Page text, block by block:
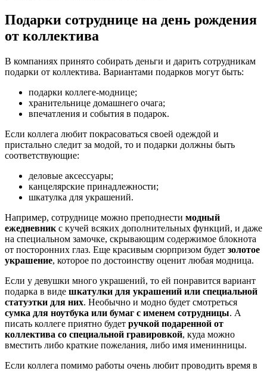
Подарки сотруднице на день рождения
от коллектива
В компаниях принято собирать деньги и дарить сотрудникам
подарки от коллектива. Вариантами подарков могут быть:
подарки коллеге-моднице;
хранительнице домашнего очага;
впечатления и события в подарок.
Если коллега любит покрасоваться своей одеждой и
пристально следит за модой, то и подарки должны быть
соответствующие:
деловые аксессуары;
канцелярские принадлежности;
шкатулка для украшений.
Например, сотруднице можно преподнести модный
ежедневник с кучей всяких дополнительных функций, и даже
на специальном замочке, скрывающим содержимое блокнота
от посторонних глаз. Еще красивым сюрпризом будет золотое
украшение, которое по достоинству оценит любая модница.
Если у девушки много украшений, то ей понравится вариант
подарка в виде шкатулки для украшений или специальной
статуэтки для них. Необычно и модно будет смотреться
сумка для ноутбука или бумаг с именем сотрудницы. А
писать коллеге приятно будет ручкой подаренной от
коллектива со специальной гравировкой, куда можно
вместить либо краткие пожелания, либо имя именинницы.
Если коллега помимо работы очень любит проводить время в